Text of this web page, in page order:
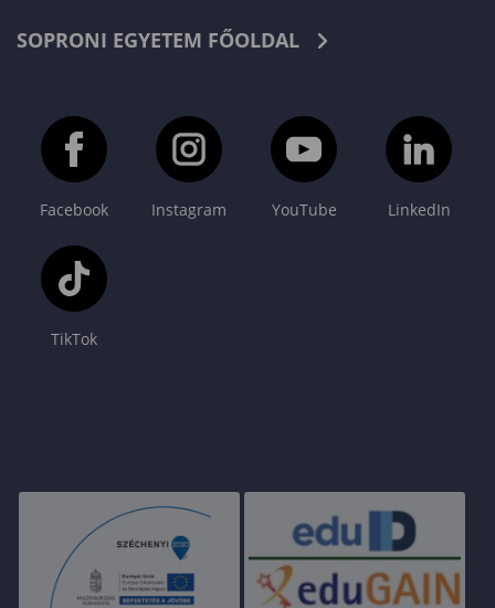
SOPRONI EGYETEM FŐOLDAL
Facebook Instagram YouTube LinkedIn
TikTok